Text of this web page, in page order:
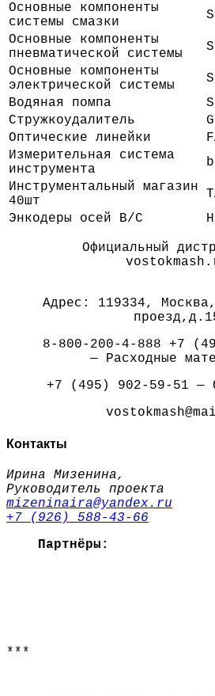
Основные компоненты
системы смазки
Основные компоненты
пневматической системы
Основные компоненты
электрической системы
Водяная помпа
Стружкоудалитель
Оптические линейки
Измерительная система
инструмента
Инструментальный магазин
40шт
Энкодеры осей B/C
Официальный
Адрес: 119334,
8-800-200-4-888 +7
— Расходные
+7 (495) 902-59-51 —
Контакты
Ирина Мизенина,
Руководитель проекта
mizeninaira@yandex.ru
+7 (926) 588-43-66
Партнёры:
***